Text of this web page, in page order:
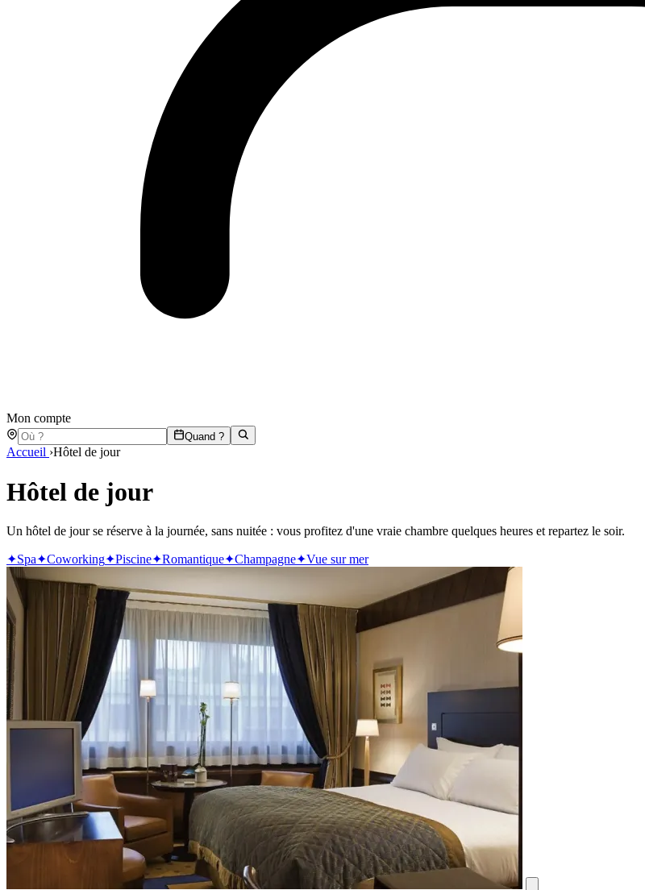
Mon compte
Quand ?
Accueil ›Hôtel de jour
Hôtel de jour
Un hôtel de jour se réserve à la journée, sans nuitée : vous profitez d'une vraie chambre quelques heures et repartez le soir.
✦Spa✦Coworking✦Piscine✦Romantique✦Champagne✦Vue sur mer